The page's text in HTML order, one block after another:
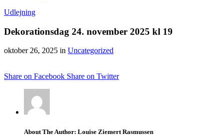
Udlejning
Dekorationsdag 24. november 2025 kl 19
oktober 26, 2025 in Uncategorized
Share on Facebook Share on Twitter
About The Author: Louise Ziemert Rasmussen